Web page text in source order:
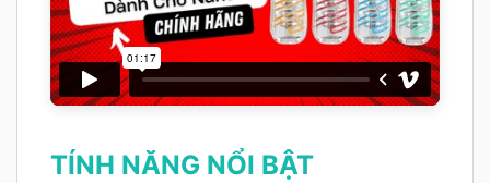
TÍNH NĂNG NỔI BẬT